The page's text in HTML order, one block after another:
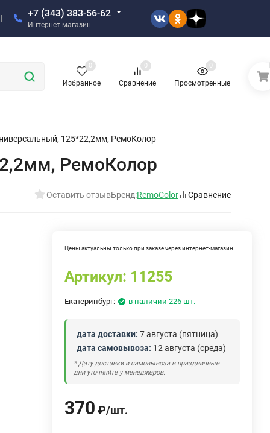
+7 (343) 383-56-62
Интернет-магазин
Избранное
0
Сравнение
0
Просмотренные
0
125*22,2мм, РемоКолор
РемоКолор
Оставить отзывБренд:RemoColor Сравнение
Цены актуальны только при заказе через интернет-магазин
Артикул: 11255
Екатеринбург: в наличии 226 шт.
дата доставки: 7 августа (пятница)
дата самовывоза: 12 августа (среда)
* Дату доставки и самовывоза в праздничные
дни уточняйте у менеджеров.
370 ₽/шт.